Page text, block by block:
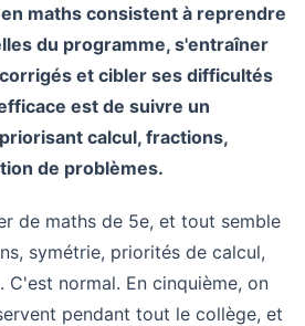
maths consistent à reprendre
du programme, s'entraîner
et cibler ses difficultés
est de suivre un
calcul, fractions,
de problèmes.
de maths de 5e, et tout semble
symétrie, priorités de calcul,
C'est normal. En cinquième, on
pendant tout le collège, et